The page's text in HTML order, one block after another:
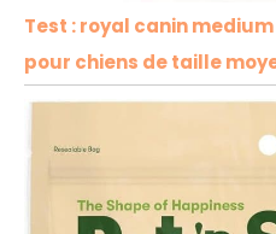
Test : royal canin
pour chiens de taille